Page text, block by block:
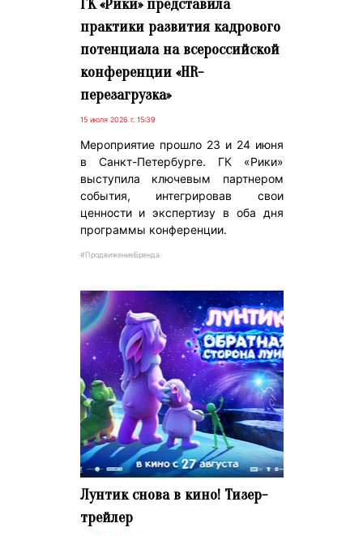
ГК «Рики» представила
практики развития кадрового
потенциала на всероссийской
конференции «HR-
перезагрузка»
15 июля 2026 г. 15:39
Мероприятие прошло 23 и 24 июня
в Санкт-Петербурге. ГК «Рики»
выступила ключевым партнером
события, интегрировав свои
ценности и экспертизу в оба дня
программы конференции.
#ПродвижениеБренда
Лунтик снова в кино! Тизер-
трейлер